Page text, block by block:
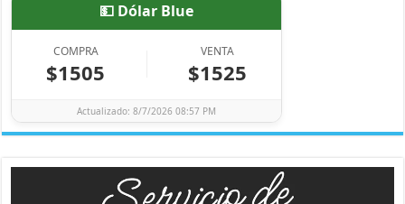
💵 Dólar Blue
COMPRA
$1505
VENTA
$1525
Actualizado: 8/7/2026 08:57 PM